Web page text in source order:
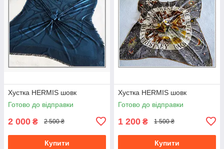
Хустка HERMIS шовк
Готово до відправки
2 000 ₴ 2 500 ₴
Купити
Хустка HERMIS шовк
Готово до відправки
1 200 ₴ 1 500 ₴
Купити